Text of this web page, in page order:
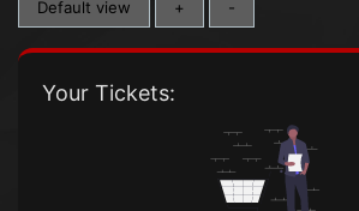
Default view + -
Your Tickets: